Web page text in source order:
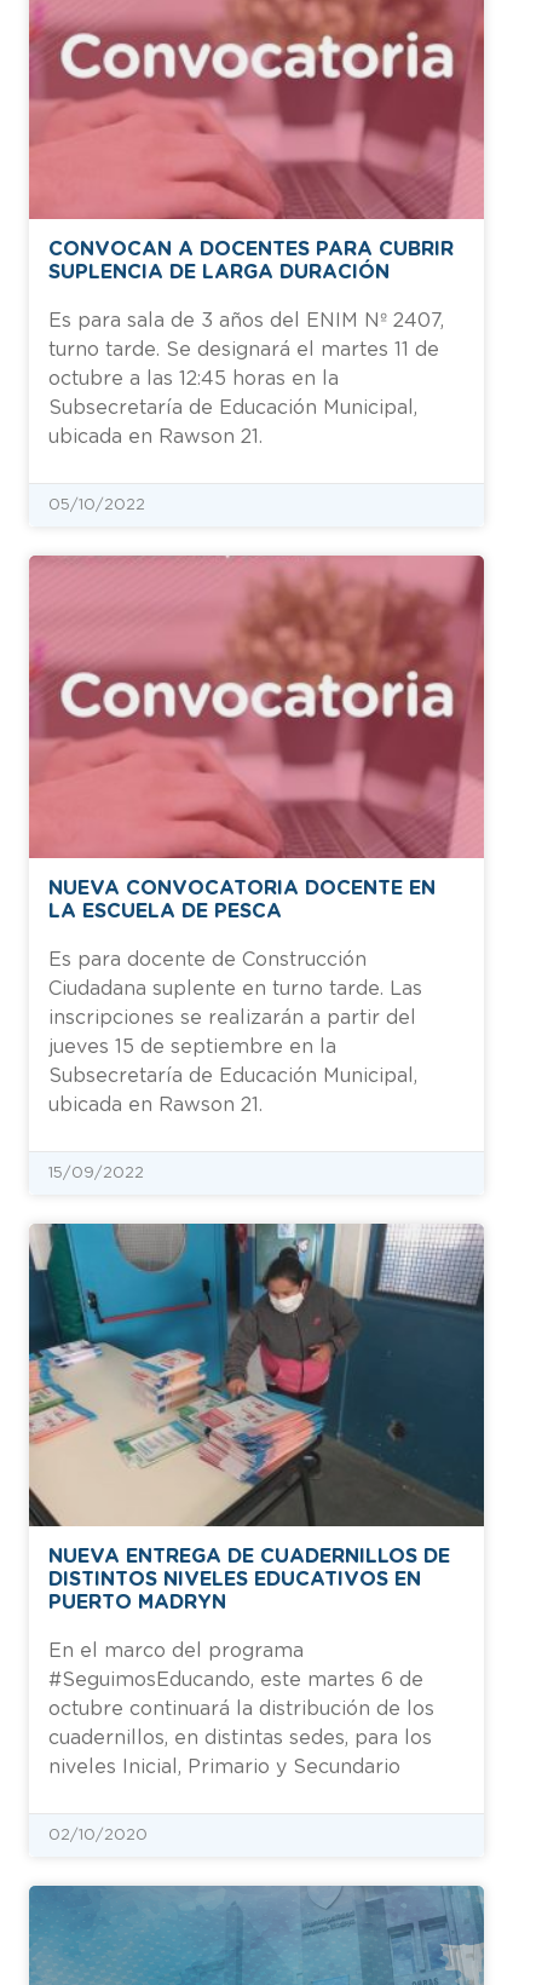
CONVOCAN A DOCENTES PARA CUBRIR
SUPLENCIA DE LARGA DURACIÓN
Es para sala de 3 años del ENIM Nº 2407,
turno tarde. Se designará el martes 11 de
octubre a las 12:45 horas en la
Subsecretaría de Educación Municipal,
ubicada en Rawson 21.
05/10/2022
NUEVA CONVOCATORIA DOCENTE EN
LA ESCUELA DE PESCA
Es para docente de Construcción
Ciudadana suplente en turno tarde. Las
inscripciones se realizarán a partir del
jueves 15 de septiembre en la
Subsecretaría de Educación Municipal,
ubicada en Rawson 21.
15/09/2022
NUEVA ENTREGA DE CUADERNILLOS DE
DISTINTOS NIVELES EDUCATIVOS EN
PUERTO MADRYN
En el marco del programa
#SeguimosEducando, este martes 6 de
octubre continuará la distribución de los
cuadernillos, en distintas sedes, para los
niveles Inicial, Primario y Secundario
02/10/2020